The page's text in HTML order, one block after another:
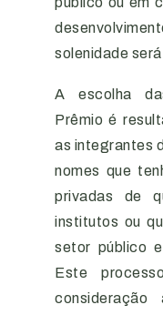
solenidade
A escolha
Prêmio é
as integrantes
nomes que
privadas de
institutos ou
setor público
Este